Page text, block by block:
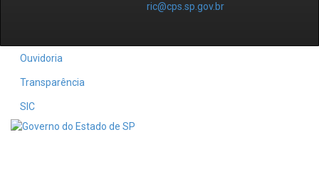
ric@cps.sp.gov.br
Ouvidoria
Transparência
SIC